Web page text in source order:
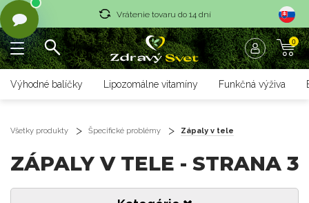
Vrátenie tovaru do 14 dní
Rýchle dodanie <36 hod
Rýchle dodanie <36 hod
0
Výhodné balíčky Lipozomálne vitamíny Funkčná výživa
Všetky produkty Špecifické problémy Zápaly v tele
ZÁPALY V TELE - STRANA 3